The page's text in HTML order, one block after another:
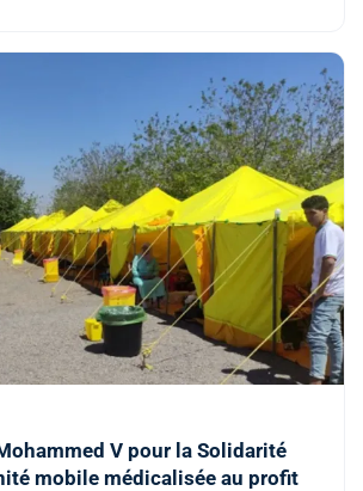
V pour la Solidarité
mobile médicalisée au profit